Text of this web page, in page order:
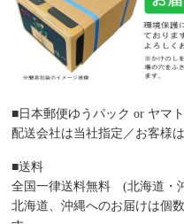
■日本郵便ゆうパック or ヤマ
配送会社は当社指定／お客様
■送料
全国一律送料無料 (北海道・
北海道、沖縄へのお届けは個